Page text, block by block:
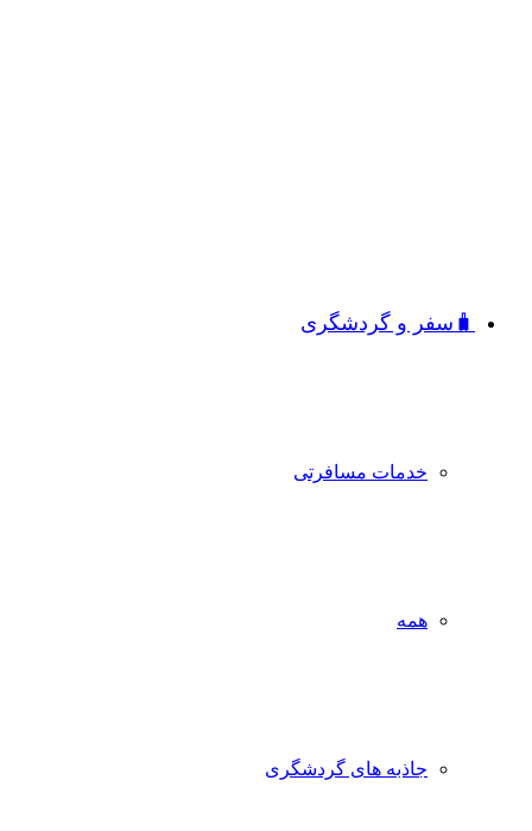
🧳سفر و گردشگری
خدمات مسافرتی
همه
جاذبه‌ های گردشگری